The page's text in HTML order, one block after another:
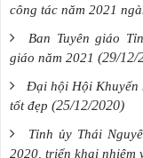
công tác năm 2021
Ban Tuyên giáo
giáo năm 2021 (29/12/
Đại hội Hội Khuyến
tốt đẹp (25/12/2020)
Tỉnh ủy Thái
2020, triển khai nhiệm